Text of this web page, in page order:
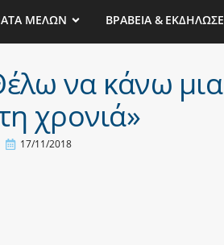
ΜΕΛΩΝ ΒΡΑΒΕΙΑ &
να κάνω
χρονιά»
17/11/2018